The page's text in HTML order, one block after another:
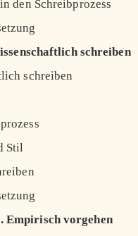
den Schreibprozess
schreiben
schreiben
Stil
Empirisch vorgehen